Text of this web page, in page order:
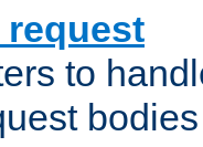
to
bodies